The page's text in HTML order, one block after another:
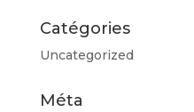
Catégories
Uncategorized
Méta